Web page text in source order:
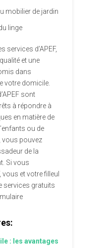
mobilier de jardin
linge
services d’APEF,
et une
dans
votre domicile.
sont
à répondre à
en matière de
ou de
vous pouvez
de la
Si vous
et votre filleul
services gratuits
: les avantages